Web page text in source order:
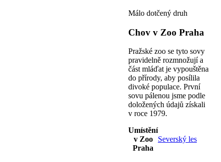
Málo dotčený druh
Chov v Zoo Praha
Pražské zoo se tyto sovy
pravidelně rozmnožují a
část mláďat je vypouštěna
do přírody, aby posílila
divoké populace. První
sovu pálenou jsme podle
doložených údajů získali
v roce 1979.
Umístění
v Zoo
Praha
Severský les